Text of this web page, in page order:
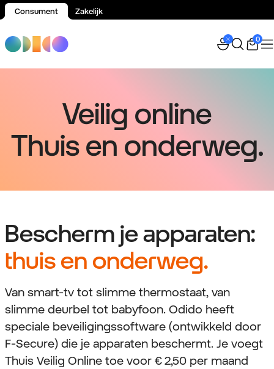
Consument Zakelijk
0
Veilig online
Thuis en onderweg.
Bescherm je apparaten:
thuis en onderweg.
Van smart-tv tot slimme thermostaat, van
slimme deurbel tot babyfoon. Odido heeft
speciale beveiligingssoftware (ontwikkeld door
F-Secure) die je apparaten beschermt. Je voegt
Thuis Veilig Online toe voor € 2,50 per maand